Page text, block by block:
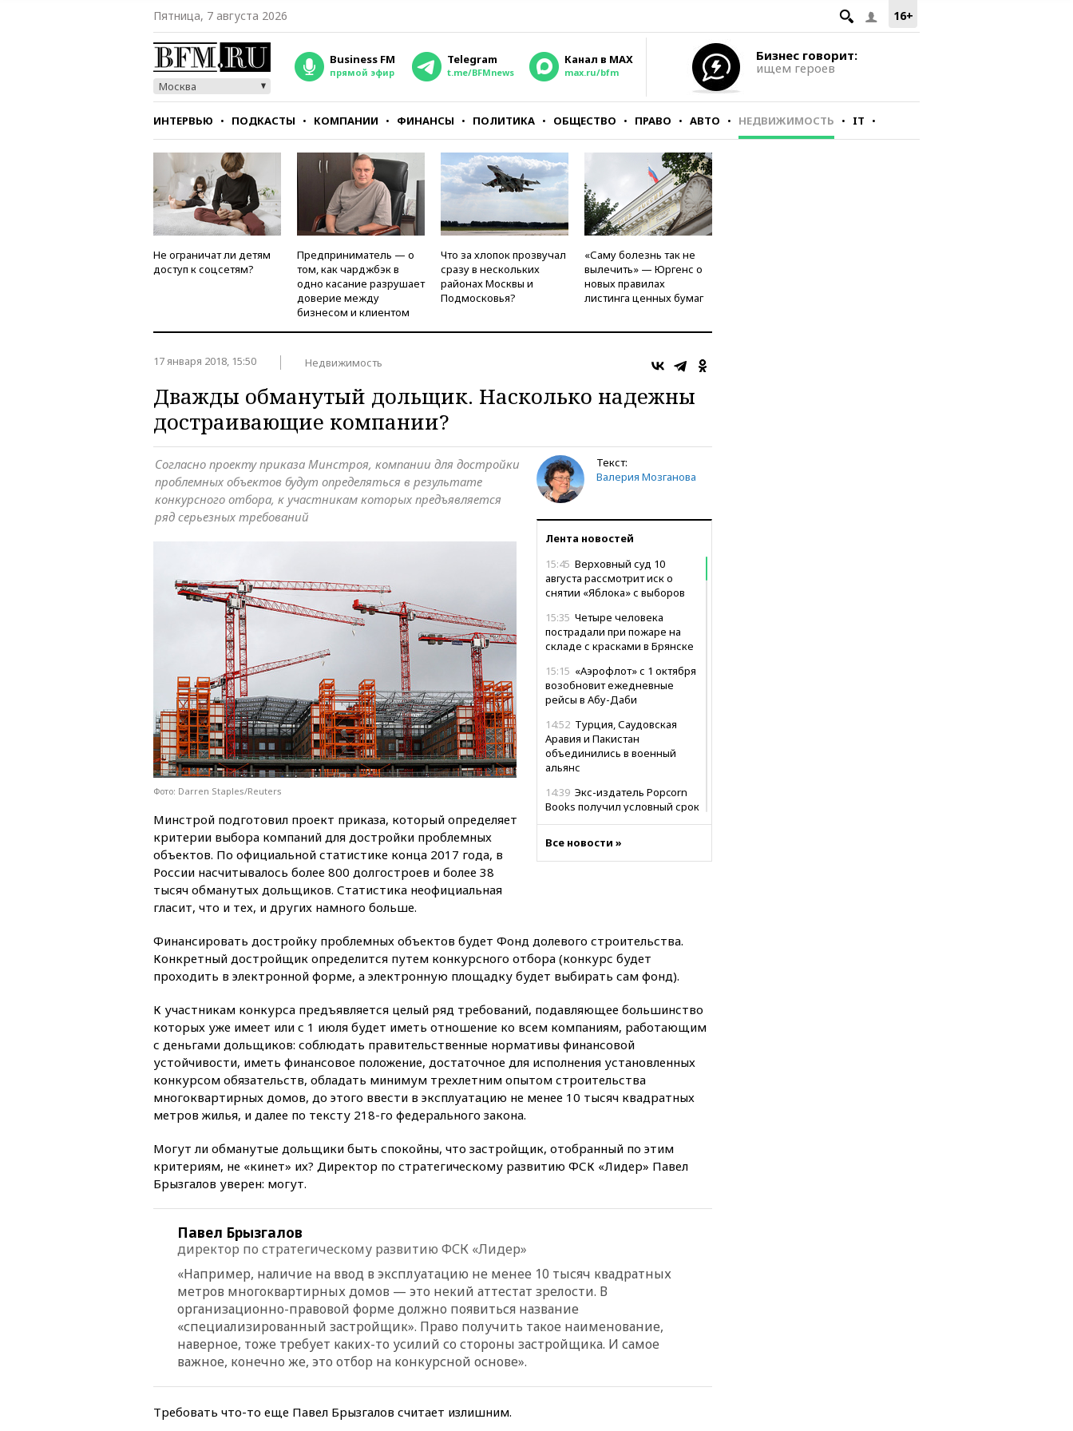
16+
Пятница, 7 августа 2026
Москва
Business FM
прямой эфир
Telegram
t.me/BFMnews
Канал в MAX
max.ru/bfm
Бизнес говорит:
ищем героев
ИНТЕРВЬЮ ПОДКАСТЫ КОМПАНИИ ФИНАНСЫ ПОЛИТИКА ОБЩЕСТВО ПРАВО АВТО НЕДВИЖИМОСТЬ IT
СТИЛЬ ТЕСТЫ
Не ограничат ли детям
доступ к соцсетям?
Предприниматель — о
том, как чарджбэк в
одно касание разрушает
доверие между
бизнесом и клиентом
Что за хлопок прозвучал
сразу в нескольких
районах Москвы и
Подмосковья?
«Саму болезнь так не
вылечить» — Юргенс о
новых правилах
листинга ценных бумаг
17 января 2018, 15:50 Недвижимость
Дважды обманутый дольщик. Насколько надежны
достраивающие компании?
Текст:
Валерия Мозганова
Лента новостей
15:45 Верховный суд 10
августа рассмотрит иск о
снятии «Яблока» с выборов
15:35 Четыре человека
пострадали при пожаре на
складе с красками в Брянске
15:15 «Аэрофлот» с 1 октября
возобновит ежедневные
рейсы в Абу-Даби
14:52 Турция, Саудовская
Аравия и Пакистан
объединились в военный
альянс
14:39 Экс-издатель Popcorn
Books получил условный срок
14:34 Минпромторг не
намерен сокращать перечень
105 пляжах в Анапе
14:09Глава Тувы включил
сенатора Нарусову в список
13:57
Wildberries запустит
программу по открытию
партнерских хабов
Сенаторы Аргентины
одобрили скандальный
законопроект о частной
ABC News: запасы
вооружений США достигли
крайне низкого уровня
Верховный суд снять «Яблоко»
Персидском заливе и на
Украине
13:09Суд обязал москвичку
выселить из квартиры
крокодила, лису и других
12:51Россия планирует
Все новости »
Согласно проекту приказа Минстроя, компании для достройки
проблемных объектов будут определяться в результате
конкурсного отбора, к участникам которых предъявляется
ряд серьезных требований
Фото: Darren Staples/Reuters
Минстрой подготовил проект приказа, который определяет
критерии выбора компаний для достройки проблемных
объектов. По официальной статистике конца 2017 года, в
России насчитывалось более 800 долгостроев и более 38
тысяч обманутых дольщиков. Статистика неофициальная
гласит, что и тех, и других намного больше.
Финансировать достройку проблемных объектов будет Фонд долевого строительства.
Конкретный достройщик определится путем конкурсного отбора (конкурс будет
проходить в электронной форме, а электронную площадку будет выбирать сам фонд).
К участникам конкурса предъявляется целый ряд требований, подавляющее большинство
которых уже имеет или с 1 июля будет иметь отношение ко всем компаниям, работающим
с деньгами дольщиков: соблюдать правительственные нормативы финансовой
устойчивости, иметь финансовое положение, достаточное для исполнения установленных
конкурсом обязательств, обладать минимум трехлетним опытом строительства
многоквартирных домов, до этого ввести в эксплуатацию не менее 10 тысяч квадратных
метров жилья, и далее по тексту 218-го федерального закона.
Могут ли обманутые дольщики быть спокойны, что застройщик, отобранный по этим
критериям, не «кинет» их? Директор по стратегическому развитию ФСК «Лидер» Павел
Брызгалов уверен: могут.
Павел Брызгалов
директор по стратегическому развитию ФСК «Лидер»
«Например, наличие на ввод в эксплуатацию не менее 10 тысяч квадратных
метров многоквартирных домов — это некий аттестат зрелости. В
организационно-правовой форме должно появиться название
«специализированный застройщик». Право получить такое наименование,
наверное, тоже требует каких-то усилий со стороны застройщика. И самое
важное, конечно же, это отбор на конкурсной основе».
Требовать что-то еще Павел Брызгалов считает излишним.